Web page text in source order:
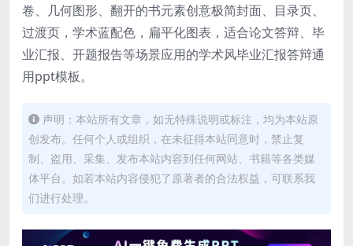
卷、几何图形、翻开的书元素创意极简封面、目录页、
过渡页，学术蓝配色，扁平化图表，适合论文答辩、毕
业汇报、开题报告等场景应用的学术风毕业汇报答辩通
用ppt模板。
声明：本站所有文章，如无特殊说明或标注，均为本站原
创发布。任何个人或组织，在未征得本站同意时，禁止复
制、盗用、采集、发布本站内容到任何网站、书籍等各类媒
体平台。如若本站内容侵犯了原著者的合法权益，可联系我
们进行处理。